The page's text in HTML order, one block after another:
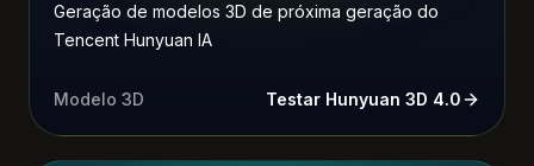
Geração de modelos 3D de próxima geração do
Tencent Hunyuan IA
Modelo 3D Testar Hunyuan 3D 4.0